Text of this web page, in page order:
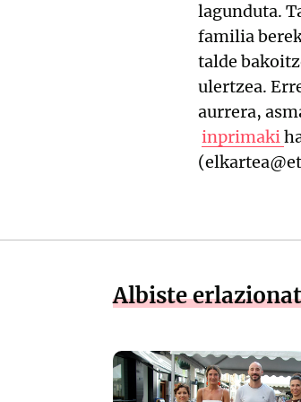
lagunduta.
familia
talde
ulertzea.
aurrera,
inprimaki
Albiste